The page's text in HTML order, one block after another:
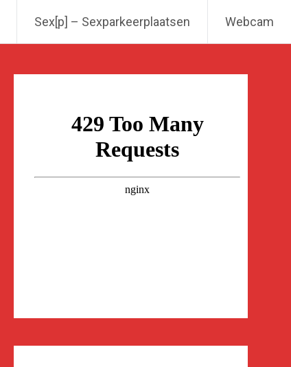
Sex[p] – Sexparkeerplaatsen Webcam